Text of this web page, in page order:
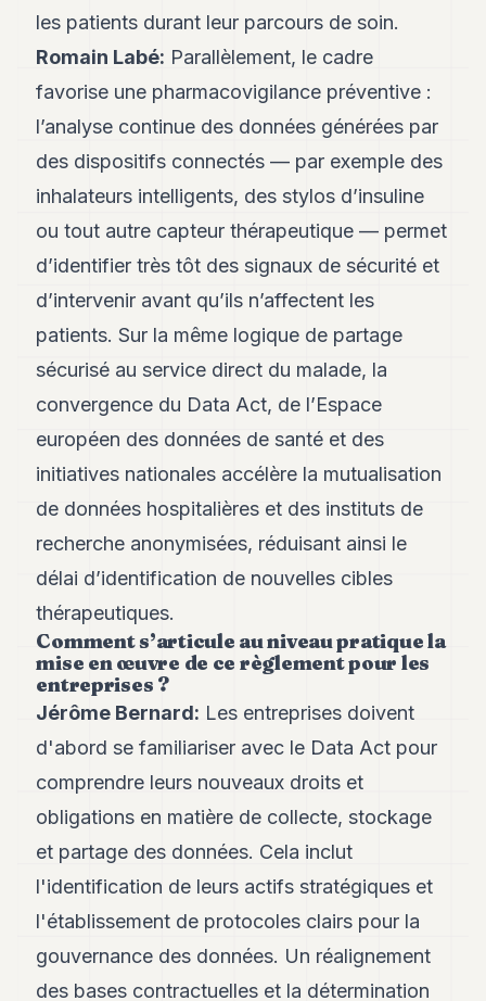
les patients durant leur parcours de soin.
Romain Labé: Parallèlement, le cadre
favorise une pharmacovigilance préventive :
l’analyse continue des données générées par
des dispositifs connectés — par exemple des
inhalateurs intelligents, des stylos d’insuline
ou tout autre capteur thérapeutique — permet
d’identifier très tôt des signaux de sécurité et
d’intervenir avant qu’ils n’affectent les
patients. Sur la même logique de partage
sécurisé au service direct du malade, la
convergence du Data Act, de l’Espace
européen des données de santé et des
initiatives nationales accélère la mutualisation
de données hospitalières et des instituts de
recherche anonymisées, réduisant ainsi le
délai d’identification de nouvelles cibles
thérapeutiques.
Comment s’articule au niveau pratique la
mise en œuvre de ce règlement pour les
entreprises ?
Jérôme Bernard: Les entreprises doivent
d'abord se familiariser avec le Data Act pour
comprendre leurs nouveaux droits et
obligations en matière de collecte, stockage
et partage des données. Cela inclut
l'identification de leurs actifs stratégiques et
l'établissement de protocoles clairs pour la
gouvernance des données. Un réalignement
des bases contractuelles et la détermination